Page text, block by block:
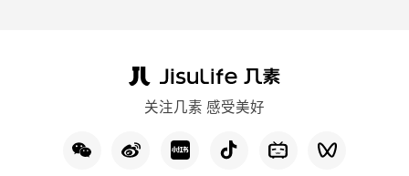
关注几素 感受美好